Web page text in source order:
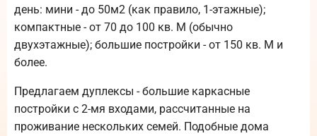
день: мини - до 50м2 (как правило, 1-этажные);
компактные - от 70 до 100 кв. М (обычно
двухэтажные); большие постройки - от 150 кв. М и
более.
Предлагаем дуплексы - большие каркасные
постройки с 2-мя входами, рассчитанные на
проживание нескольких семей. Подобные дома